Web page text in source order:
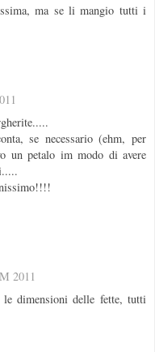
ma se li mangio tutti i
se necessario (ehm, per
un petalo im modo di avere
2011
le dimensioni delle fette, tutti